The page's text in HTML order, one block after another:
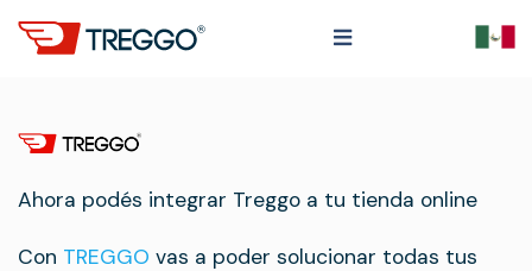
Ahora podés integrar Treggo a tu tienda online
Con TREGGO vas a poder solucionar todas tus